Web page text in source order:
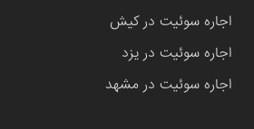
اجاره سوئیت در کیش
اجاره سوئیت در یزد
اجاره سوئیت در مشهد